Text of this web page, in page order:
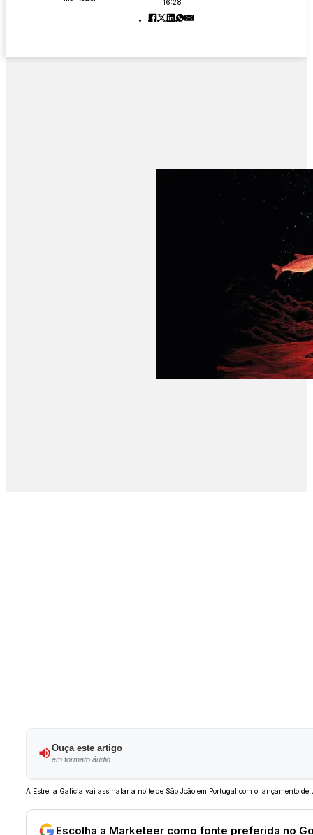
16:28
Ouça este artigo
em formato áudio
A Estrella Galicia vai assinalar a noite de São João em Portugal com o lançamento
Escolha a Marketeer como fonte preferida no